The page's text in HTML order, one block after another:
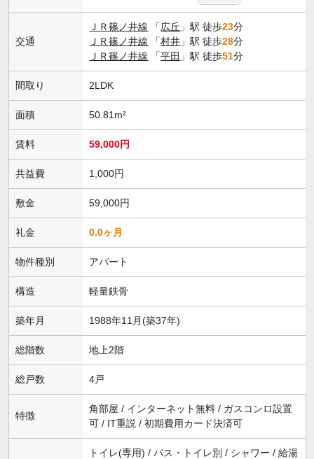
交通
ＪＲ篠ノ井線 「広丘 」駅 徒歩23分
ＪＲ篠ノ井線 「村井 」駅 徒歩28分
ＪＲ篠ノ井線 「平田 」駅 徒歩51分
間取り 2LDK
面積 50.81m²
賃料 59,000円
共益費 1,000円
敷金 59,000円
礼金 0.0ヶ月
物件種別 アパート
構造 軽量鉄骨
築年月 1988年11月(築37年)
総階数 地上2階
総戸数 4戸
特徴
角部屋 / インターネット無料 / ガスコンロ設置
可 / IT重説 / 初期費用カード決済可
トイレ(専用) / バス・トイレ別 / シャワー / 給湯